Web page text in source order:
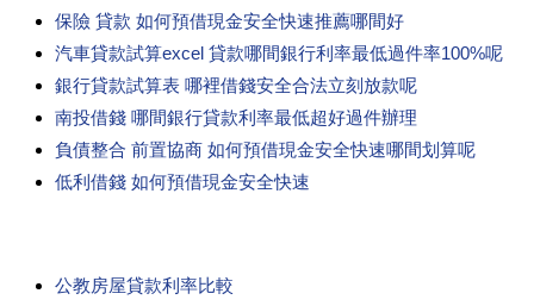
保險 貸款 如何預借現金安全快速推薦哪間好
汽車貸款試算excel 貸款哪間銀行利率最低過件率100%呢
銀行貸款試算表 哪裡借錢安全合法立刻放款呢
南投借錢 哪間銀行貸款利率最低超好過件辦理
負債整合 前置協商 如何預借現金安全快速哪間划算呢
低利借錢 如何預借現金安全快速
公教房屋貸款利率比較